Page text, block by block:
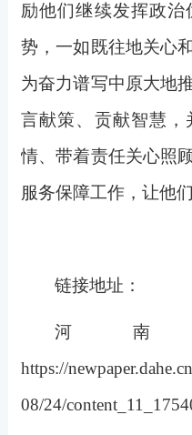
励他们继续发挥政
势，一如既往地关心
为奋力谱写中原大地
言献策、贡献智慧
情、带着责任关心照
服务保障工作，让他
链接地址：
河南
https://
08/24/